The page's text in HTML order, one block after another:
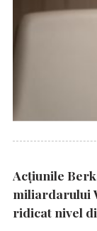
Acțiunile
miliardarului
ridicat nivel